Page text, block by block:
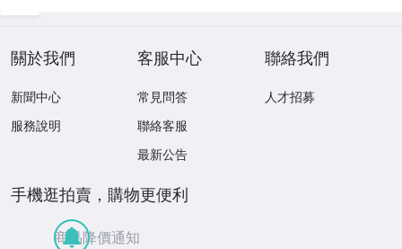
關於我們
新聞中心
服務說明
客服中心
常見問答
聯絡客服
最新公告
聯絡我們
人才招募
手機逛拍賣，購物更便利
商品降價通知